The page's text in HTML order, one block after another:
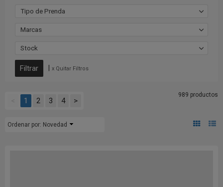
Tipo de Prenda
Marcas
Stock
| x Quitar Filtros
1 2 3 4 >
989 productos
Ordenar por: Novedad